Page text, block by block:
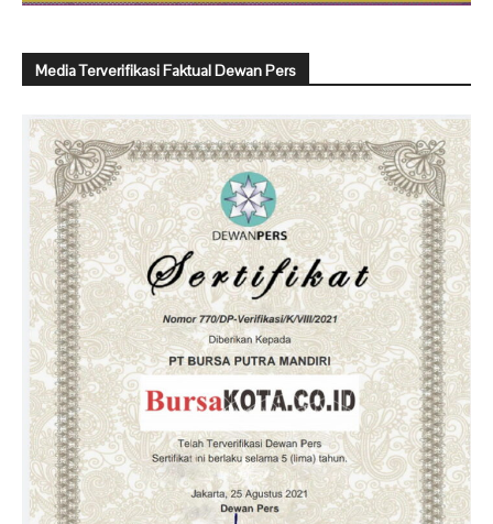
Media Terverifikasi Faktual Dewan Pers